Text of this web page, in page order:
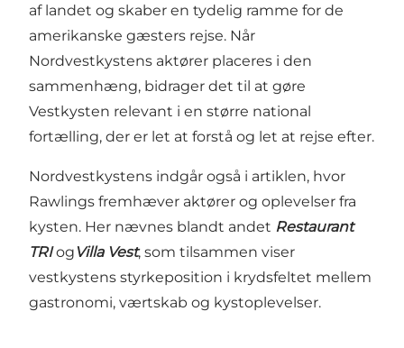
af landet og skaber en tydelig ramme for de
amerikanske gæsters rejse. Når
Nordvestkystens aktører placeres i den
sammenhæng, bidrager det til at gøre
Vestkysten relevant i en større national
fortælling, der er let at forstå og let at rejse efter.
Nordvestkystens indgår også i artiklen, hvor
Rawlings fremhæver aktører og oplevelser fra
kysten. Her nævnes blandt andet Restaurant
TRIogVilla Vest, som tilsammen viser
vestkystens styrkeposition i krydsfeltet mellem
gastronomi, værtskab og kystoplevelser.